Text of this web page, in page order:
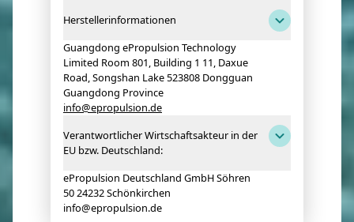
Herstellerinformationen
Guangdong ePropulsion Technology
Limited Room 801, Building 1 11, Daxue
Road, Songshan Lake 523808 Dongguan
Guangdong Province
info@epropulsion.de
Verantwortlicher Wirtschaftsakteur in der
EU bzw. Deutschland:
ePropulsion Deutschland GmbH Söhren
50 24232 Schönkirchen
info@epropulsion.de